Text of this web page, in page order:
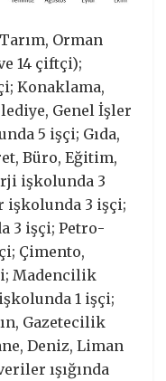
Orman
14 çiftçi);
Konaklama,
Genel İşler
5 işçi; Gıda,
Büro, Eğitim,
işkolunda 3
işkolunda 3 işçi;
3 işçi; Petro-
Çimento,
Madencilik
1 işçi;
Gazetecilik
Deniz, Liman
ışığında